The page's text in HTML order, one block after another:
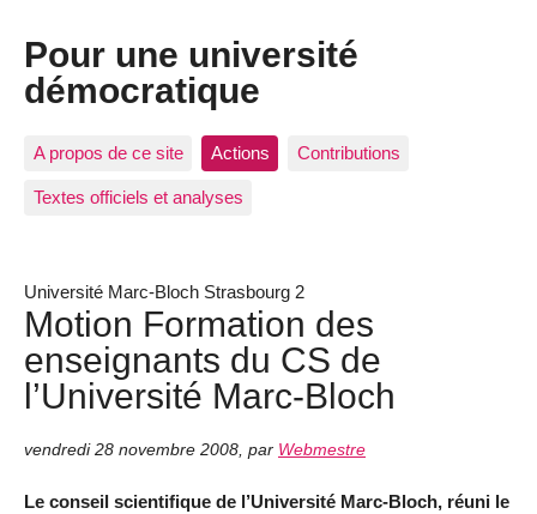
Pour une université
démocratique
A propos de ce site Actions Contributions
Textes officiels et analyses
Université Marc-Bloch Strasbourg 2
Motion Formation des
enseignants du CS de
l’Université Marc-Bloch
vendredi 28 novembre 2008 par Webmestre
Le conseil scientifique de l’Université Marc-Bloch, réuni le